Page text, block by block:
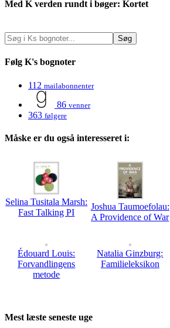
Med K verden rundt i bøger: Kortet
Følg K's bognoter
112 mailabonnenter
86 venner
363 følgere
Måske er du også interesseret i:
Selina Tusitala Marsh:
Fast Talking PI
Joshua Taumoefolau:
A Providence of War
Édouard Louis:
Forvandlingens
metode
Natalia Ginzburg:
Familieleksikon
Mest læste seneste uge